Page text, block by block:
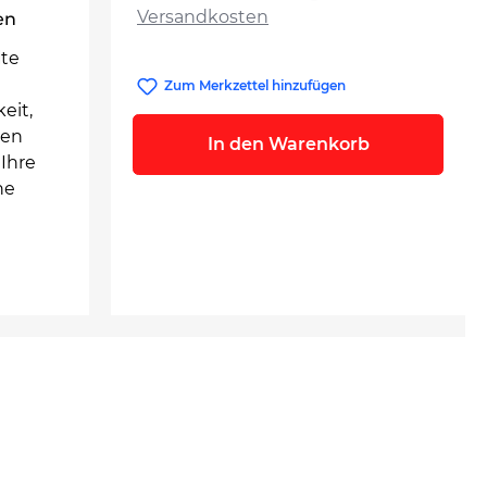
Versandkosten
Zum Merkzettel hinzufügen
In den Warenkorb